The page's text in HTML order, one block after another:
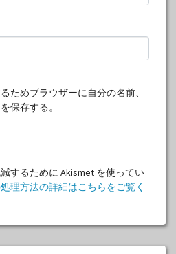
ためブラウザーに自分の名前、
保存する。
するために Akismet を使ってい
理方法の詳細はこちらをご覧く